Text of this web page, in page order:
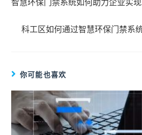
科工区如何通过智慧环保门禁系
你可能也喜欢